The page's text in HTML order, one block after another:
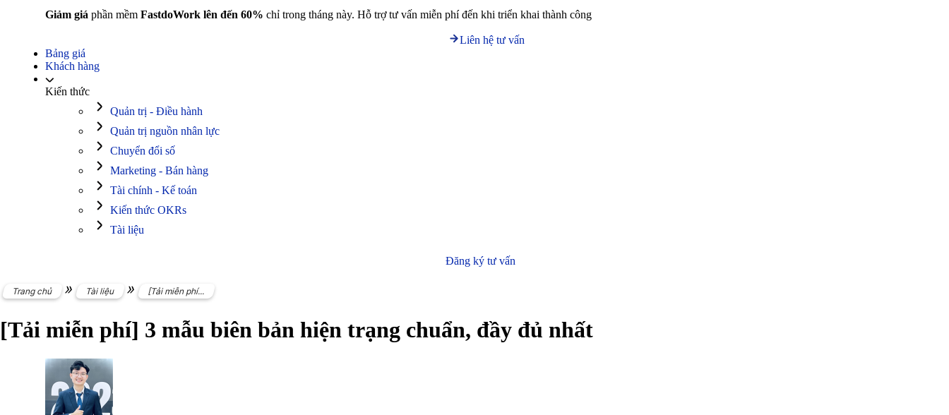
Giảm giá phần mềm FastdoWork lên đến 60% chỉ trong tháng này. Hỗ trợ tư vấn miễn phí đến khi triển khai thành công
Liên hệ tư vấn
Bảng giá
Khách hàng
Kiến thức
Quản trị - Điều hành
Quản trị nguồn nhân lực
Chuyển đổi số
Marketing - Bán hàng
Tài chính - Kế toán
Kiến thức OKRs
Tài liệu
Đăng ký tư vấn
Trang chủ » Tài liệu » [Tải miễn phí...
[Tải miễn phí] 3 mẫu biên bản hiện trạng chuẩn, đầy đủ nhất